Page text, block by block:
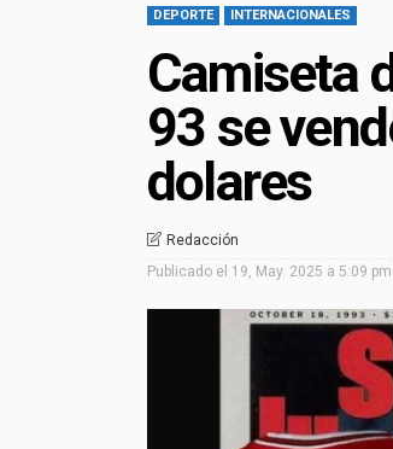
DEPORTE INTERNACIONALES
Camiseta
93 se
dolares
Redacción
Publicado el 19, May. 2025 a 5:09 pm